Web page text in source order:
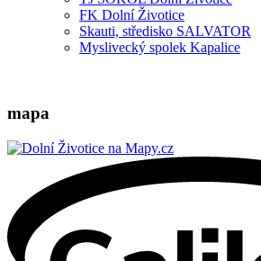
FK Dolní Životice
Skauti, středisko SALVATOR
Myslivecký spolek Kapalice
mapa